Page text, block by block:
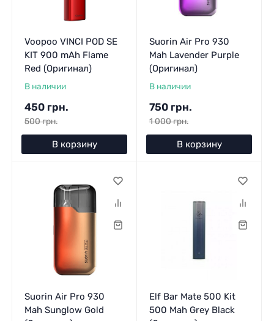
Voopoo VINCI POD SE
KIT 900 mAh Flame
Red (Оригинал)
В наличии
450 грн.
500 грн.
В корзину
Suorin Air Pro 930
Mah Lavender Purple
(Оригинал)
В наличии
750 грн.
1 000 грн.
В корзину
Suorin Air Pro 930
Mah Sunglow Gold
Elf Bar Mate 500 Kit
500 Mah Grey Black